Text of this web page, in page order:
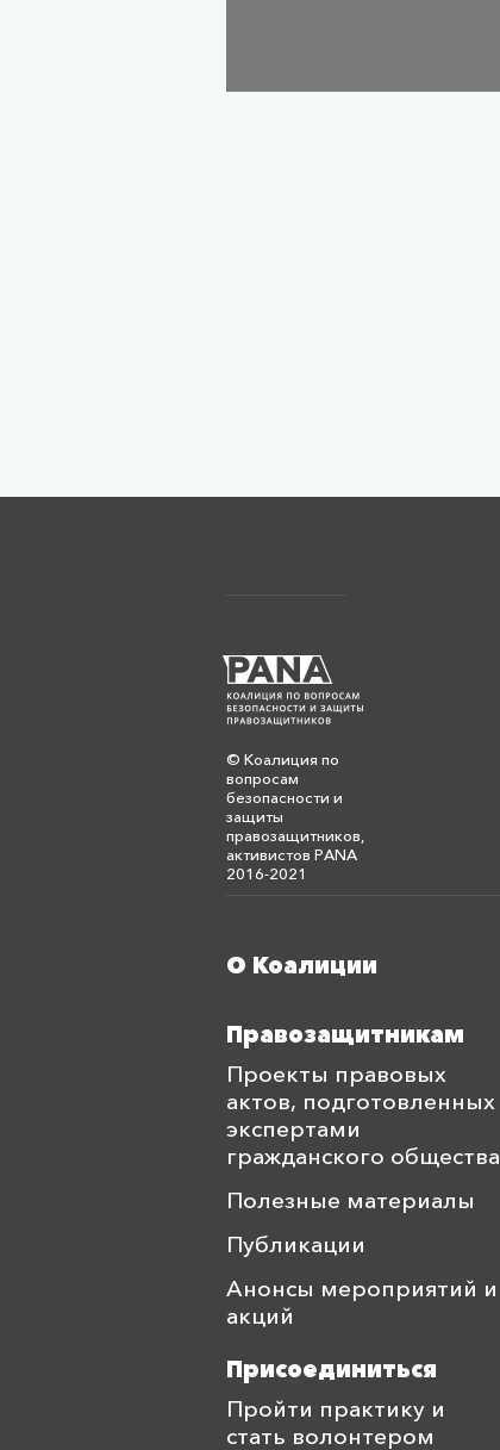
© Коалиция по
вопросам
безопасности и
защиты
правозащитников,
активистов PANA
2016-2021
Меню футера
О Коалиции
Правозащитникам
Проекты правовых
актов, подготовленных
экспертами
гражданского общества
Полезные материалы
Публикации
Анонсы мероприятий и
акций
Присоединиться
Пройти практику и
стать волонтером